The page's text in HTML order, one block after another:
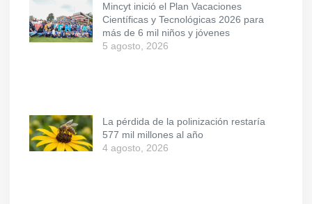
Mincyt inició el Plan Vacaciones
Científicas y Tecnológicas 2026 para
más de 6 mil niños y jóvenes
5 agosto, 2026
La pérdida de la polinización restaría
577 mil millones al año
4 agosto, 2026